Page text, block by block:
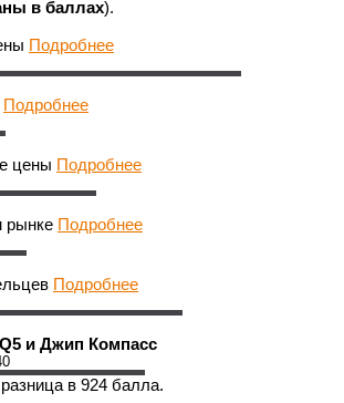
в баллах).
Подробнее
Подробнее
цены Подробнее
рынке Подробнее
Подробнее
и Джип Компасс
в 924 балла.